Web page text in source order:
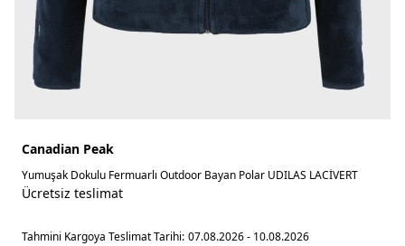
Canadian Peak
Yumuşak Dokulu Fermuarlı Outdoor Bayan Polar UDILAS LACİVERT
Ücretsiz teslimat
Tahmini Kargoya Teslimat Tarihi: 07.08.2026 - 10.08.2026